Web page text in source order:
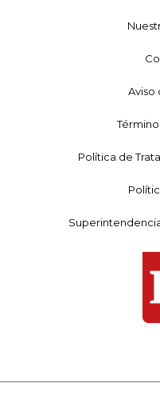
Aviso
Política de